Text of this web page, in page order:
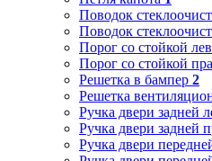
Поводок
Поводок
Порог со стойкой
Порог со стойкой
Решетка в бампер 2
Решетка
Ручка двери задней
Ручка двери задней
Ручка двери